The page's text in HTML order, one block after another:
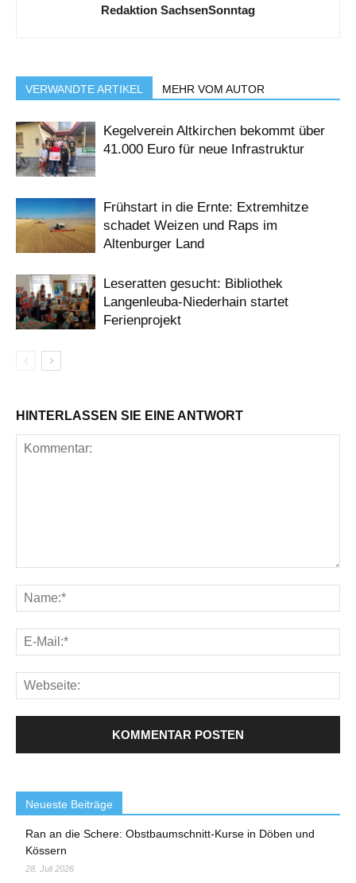
Redaktion SachsenSonntag
VERWANDTE ARTIKEL MEHR VOM AUTOR
Kegelverein Altkirchen bekommt über
41.000 Euro für neue Infrastruktur
Frühstart in die Ernte: Extremhitze
schadet Weizen und Raps im
Altenburger Land
Leseratten gesucht: Bibliothek
Langenleuba-Niederhain startet
Ferienprojekt
HINTERLASSEN SIE EINE ANTWORT
Neueste Beiträge
Ran an die Schere: Obstbaumschnitt-Kurse in Döben und
Kössern
28. Juli 2026